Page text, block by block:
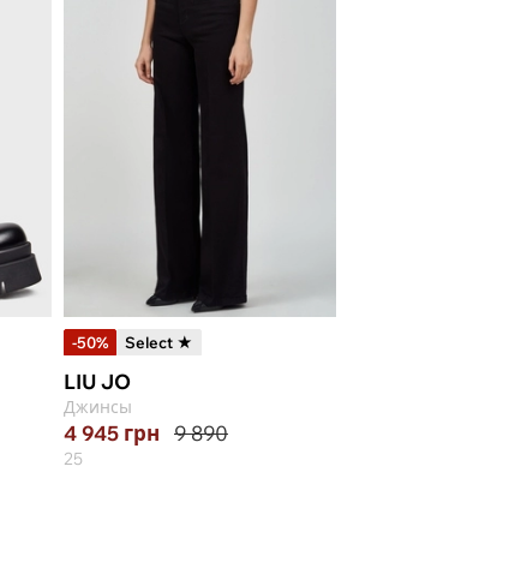
-50% Select ★
LIU JO
Джинсы
4 945 грн 9 890
25